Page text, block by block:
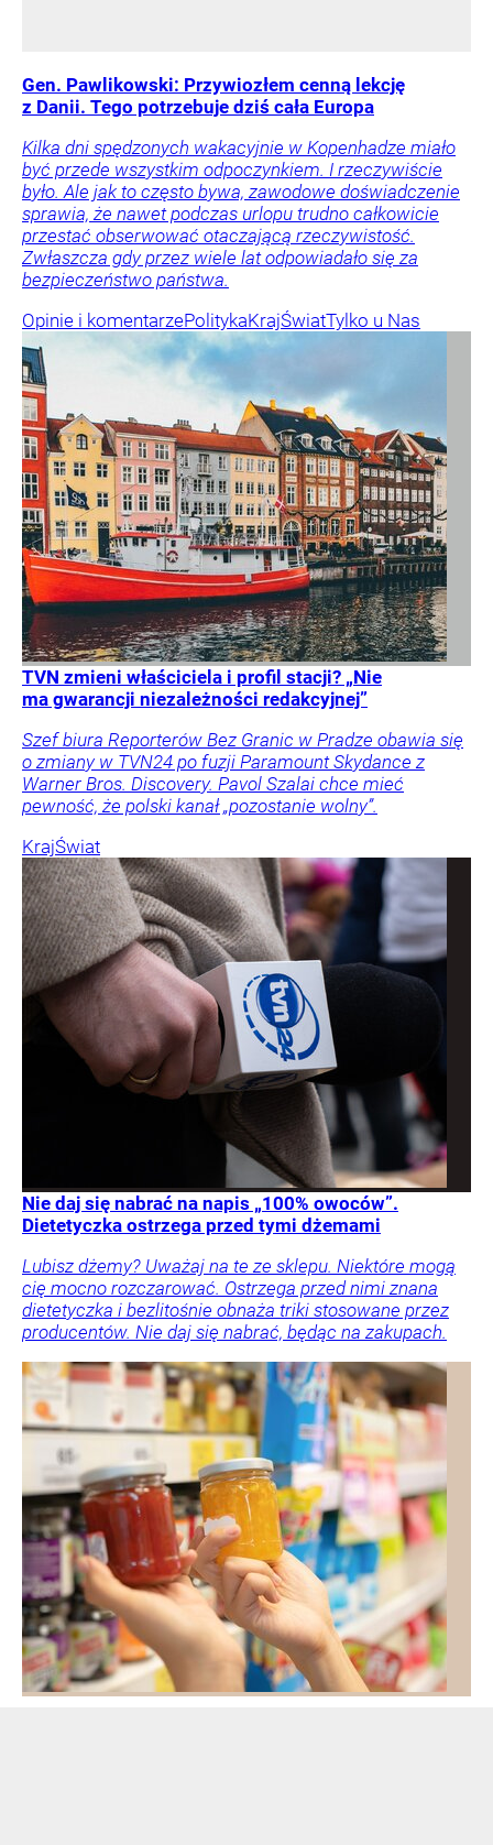
Gen. Pawlikowski: Przywiozłem cenną lekcję
z Danii. Tego potrzebuje dziś cała Europa
Kilka dni spędzonych wakacyjnie w Kopenhadze miało
być przede wszystkim odpoczynkiem. I rzeczywiście
było. Ale jak to często bywa, zawodowe doświadczenie
sprawia, że nawet podczas urlopu trudno całkowicie
przestać obserwować otaczającą rzeczywistość.
Zwłaszcza gdy przez wiele lat odpowiadało się za
bezpieczeństwo państwa.
Opinie i komentarzePolitykaKrajŚwiatTylko u Nas
TVN zmieni właściciela i profil stacji? „Nie
ma gwarancji niezależności redakcyjnej”
Szef biura Reporterów Bez Granic w Pradze obawia się
o zmiany w TVN24 po fuzji Paramount Skydance z
Warner Bros. Discovery. Pavol Szalai chce mieć
pewność, że polski kanał „pozostanie wolny”.
KrajŚwiat
Nie daj się nabrać na napis „100% owoców”.
Dietetyczka ostrzega przed tymi dżemami
Lubisz dżemy? Uważaj na te ze sklepu. Niektóre mogą
cię mocno rozczarować. Ostrzega przed nimi znana
dietetyczka i bezlitośnie obnaża triki stosowane przez
producentów. Nie daj się nabrać, będąc na zakupach.